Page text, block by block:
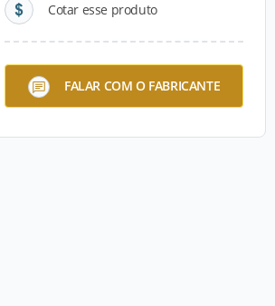
Cotar esse produto
FALAR COM O FABRICANTE